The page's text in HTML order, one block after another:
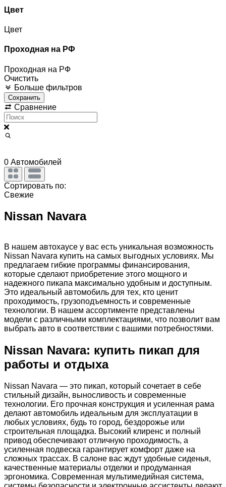
Цвет
Цвет
Проходная на РФ
Проходная на РФ
Очистить
Больше фильтров
Сохранить
Сравнение
0 Автомобилей
Сортировать по:
Свежие
Nissan Navara
В нашем автохаусе у вас есть уникальная возможность
Nissan Navara купить на самых выгодных условиях. Мы
предлагаем гибкие программы финансирования,
которые сделают приобретение этого мощного и
надежного пикапа максимально удобным и доступным.
Это идеальный автомобиль для тех, кто ценит
проходимость, грузоподъемность и современные
технологии. В нашем ассортименте представлены
модели с различными комплектациями, что позволит вам
выбрать авто в соответствии с вашими потребностями.
Nissan Navara: купить пикап для
работы и отдыха
Nissan Navara — это пикап, который сочетает в себе
стильный дизайн, выносливость и современные
технологии. Его прочная конструкция и усиленная рама
делают автомобиль идеальным для эксплуатации в
любых условиях, будь то город, бездорожье или
строительная площадка. Высокий клиренс и полный
привод обеспечивают отличную проходимость, а
усиленная подвеска гарантирует комфорт даже на
сложных трассах. В салоне вас ждут удобные сиденья,
качественные материалы отделки и продуманная
эргономика. Современная мультимедийная система,